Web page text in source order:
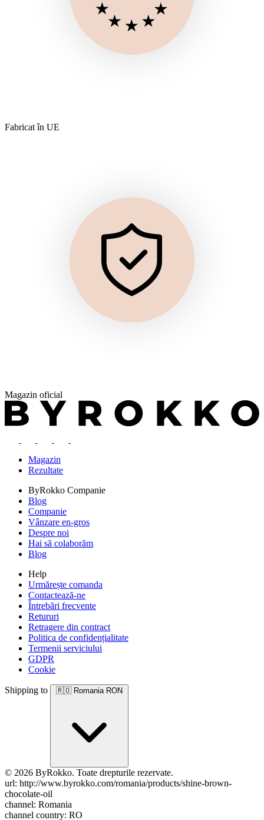
Fabricat în UE
Magazin oficial
Magazin
Rezultate
ByRokko Companie
Blog
Companie
Vânzare en-gros
Despre noi
Hai să colaborăm
Blog
Help
Urmărește comanda
Contactează-ne
Întrebări frecvente
Retururi
Retragere din contract
Politica de confidențialitate
Termenii serviciului
GDPR
Cookie
Shipping to 🇷🇴 Romania RON
© 2026 ByRokko. Toate drepturile rezervate.
url: http://www.byrokko.com/romania/products/shine-brown-
chocolate-oil
channel: Romania
channel country: RO